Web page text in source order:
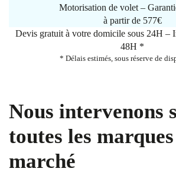
Motorisation de volet –
à partir de 577€
Devis gratuit à votre domicile sous 24H –
48H *
* Délais estimés, sous réserve de
Nous intervenons
toutes les
marché